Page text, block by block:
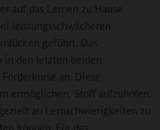
auf das Lernen zu Hause
leistungsschwächeren
geführt. Das
in den letzten beiden
an. Diese
ermöglichen, Stoff aufzuholen,
an Lernschwierigkeiten zu